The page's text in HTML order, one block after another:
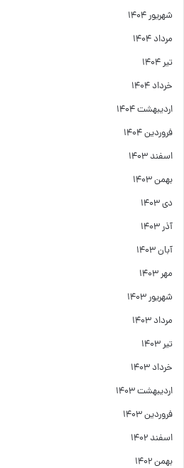
شهریور ۱۴۰۴
مرداد ۱۴۰۴
تیر ۱۴۰۴
خرداد ۱۴۰۴
اردیبهشت ۱۴۰۴
فروردین ۱۴۰۴
اسفند ۱۴۰۳
بهمن ۱۴۰۳
دی ۱۴۰۳
آذر ۱۴۰۳
آبان ۱۴۰۳
مهر ۱۴۰۳
شهریور ۱۴۰۳
مرداد ۱۴۰۳
تیر ۱۴۰۳
خرداد ۱۴۰۳
اردیبهشت ۱۴۰۳
فروردین ۱۴۰۳
اسفند ۱۴۰۲
بهمن ۱۴۰۲